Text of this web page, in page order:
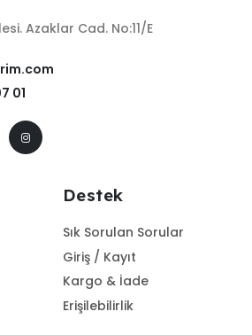
Azaklar Cad. No:11/E
01
Destek
Sık Sorulan Sorular
Giriş / Kayıt
Kargo & İade
Erişilebilirlik